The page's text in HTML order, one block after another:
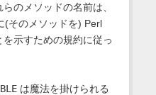
のメソッドの名前は、
(そのメソッドを) Perl
示すための規約に従っ
は魔法を掛けられる